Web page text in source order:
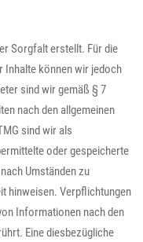
Sorgfalt erstellt. Für die
Inhalte können wir jedoch
sind wir gemäß § 7
nach den allgemeinen
sind wir als
oder gespeicherte
Umständen zu
hinweisen. Verpflichtungen
Informationen nach den
Eine diesbezügliche